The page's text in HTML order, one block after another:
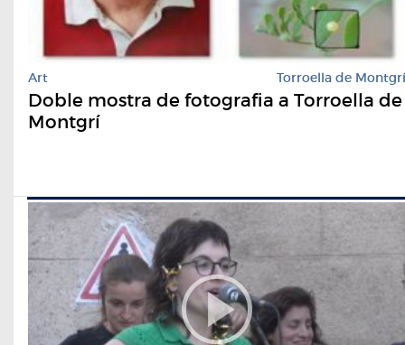
Art Torroella de Montgrí
Doble mostra de fotografia a Torroella de
Montgrí